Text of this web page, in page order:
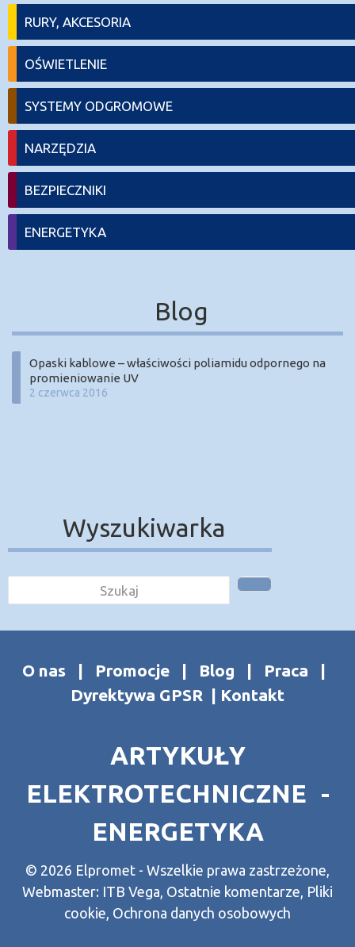
RURY, AKCESORIA
OŚWIETLENIE
SYSTEMY ODGROMOWE
NARZĘDZIA
BEZPIECZNIKI
ENERGETYKA
Blog
Opaski kablowe – właściwości poliamidu odpornego na
promieniowanie UV
2 czerwca 2016
Wyszukiwarka
O nas| Promocje| Blog | Praca |
Dyrektywa GPSR | Kontakt
ARTYKUŁY
ELEKTROTECHNICZNE -
ENERGETYKA
© 2026 Elpromet - Wszelkie prawa zastrzeżone,
Webmaster: ITB Vega, Ostatnie komentarze, Pliki
cookie, Ochrona danych osobowych